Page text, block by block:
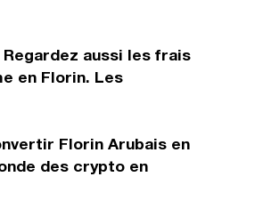
aussi les frais
en Florin. Les
Florin Arubais en
des crypto en